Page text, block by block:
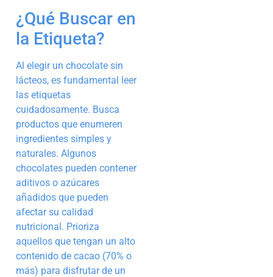
¿Qué Buscar en
la Etiqueta?
Al elegir un chocolate sin
lácteos, es fundamental leer
las etiquetas
cuidadosamente. Busca
productos que enumeren
ingredientes simples y
naturales. Algunos
chocolates pueden contener
aditivos o azúcares
añadidos que pueden
afectar su calidad
nutricional. Prioriza
aquellos que tengan un alto
contenido de cacao (70% o
más) para disfrutar de un